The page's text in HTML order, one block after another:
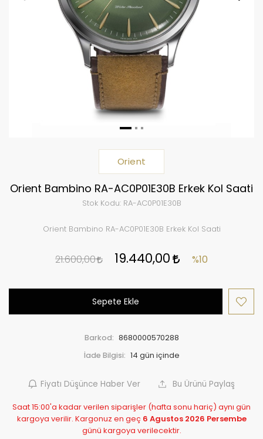
Orient
Orient Bambino RA-AC0P01E30B Erkek Kol Saati
Stok Kodu:RA-AC0P01E30B
Orient Bambino RA-AC0P01E30B Erkek Kol Saati
21.600,00 19.440,00 %10
Sepete Ekle
Barkod: 8680000570288
İade Bilgisi:
Fiyatı Düşünce Haber Ver Bu Ürünü Paylaş
Saat 15:00'a kadar verilen siparişler (hafta sonu hariç) aynı gün
kargoya verilir. Kargonuz en geç 6 Agustos 2026 Persembe
günü kargoya verilecektir.